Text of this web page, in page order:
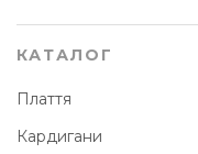
КАТАЛОГ
Плаття
Кардигани